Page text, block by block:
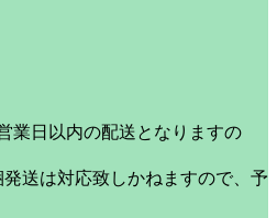
業日以内の配送となりますの
送は対応致しかねますので、予